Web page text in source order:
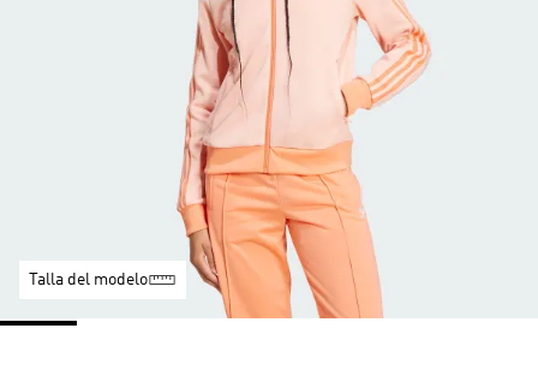
Talla del modelo